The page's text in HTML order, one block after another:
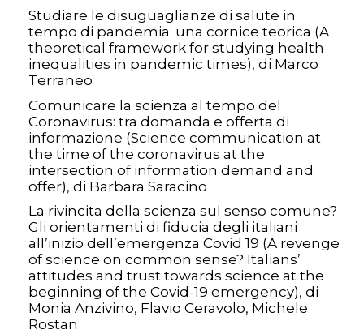
Studiare le disuguaglianze di salute in
tempo di pandemia: una cornice teorica (A
theoretical framework for studying health
inequalities in pandemic times), di Marco
Terraneo
Comunicare la scienza al tempo del
Coronavirus: tra domanda e offerta di
informazione (Science communication at
the time of the coronavirus at the
intersection of information demand and
offer), di Barbara Saracino
La rivincita della scienza sul senso comune?
Gli orientamenti di fiducia degli italiani
all’inizio dell’emergenza Covid 19 (A revenge
of science on common sense? Italians’
attitudes and trust towards science at the
beginning of the Covid-19 emergency), di
Monia Anzivino, Flavio Ceravolo, Michele
Rostan